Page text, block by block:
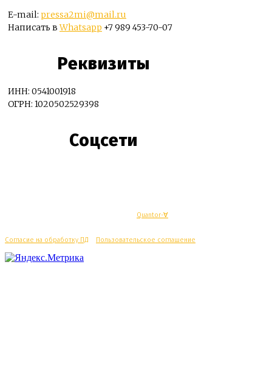
E-mail: pressa2mi@mail.ru
Написать вWhatsapp +7 989 453-70-07
Реквизиты
ИНН: 0541001918
ОГРН: 1020502529398
Соцсети
Quantor-∀
Согласие на обработку ПД Пользовательское соглашение